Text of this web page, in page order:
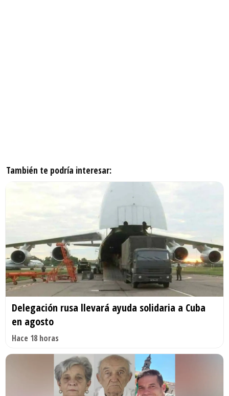
También te podría interesar:
Delegación rusa llevará ayuda solidaria a Cuba
en agosto
Hace 18 horas